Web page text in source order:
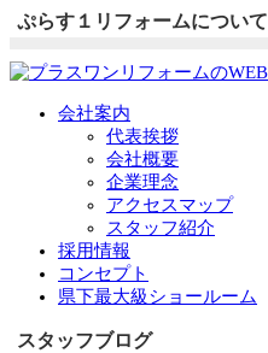
ぷらす１リフォームについて
会社案内
代表挨拶
会社概要
企業理念
アクセスマップ
スタッフ紹介
採用情報
コンセプト
県下最大級ショールーム
スタッフブログ